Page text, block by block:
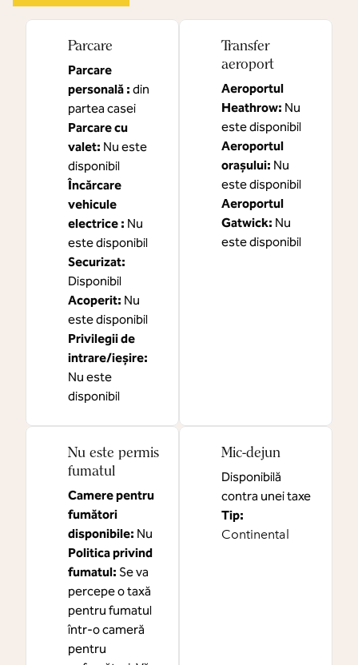
Parcare
Parcare
personală : din
partea casei
Parcare cu
valet: Nu este
disponibil
Încărcare
vehicule
electrice : Nu
este disponibil
Securizat:
Disponibil
Acoperit: Nu
este disponibil
Privilegii de
intrare/ieșire:
Nu este
disponibil
Transfer
aeroport
Aeroportul
Heathrow: Nu
este disponibil
Aeroportul
orașului: Nu
este disponibil
Aeroportul
Gatwick: Nu
este disponibil
Nu este permis
fumatul
Camere pentru
fumători
disponibile: Nu
Politica privind
fumatul: Se va
percepe o taxă
pentru fumatul
într-o cameră
pentru
Mic-dejun
Disponibilă
contra unei taxe
Tip:
Continental